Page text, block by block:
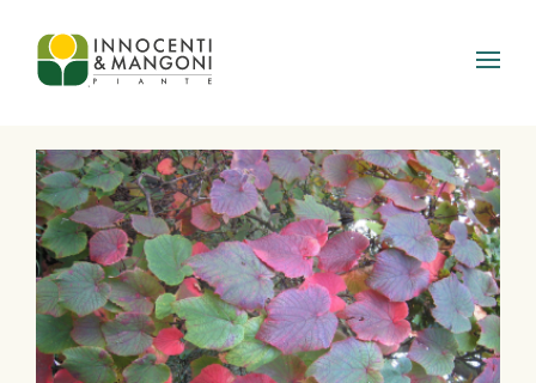
Skip to main content